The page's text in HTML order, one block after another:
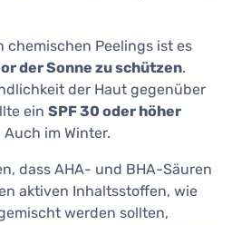
chemischen Peelings ist es
der Sonne zu schützen.
der Haut gegenüber
ein SPF 30 oder höher
im Winter.
dass AHA- und BHA-Säuren
aktiven Inhaltsstoffen, wie
werden sollten,